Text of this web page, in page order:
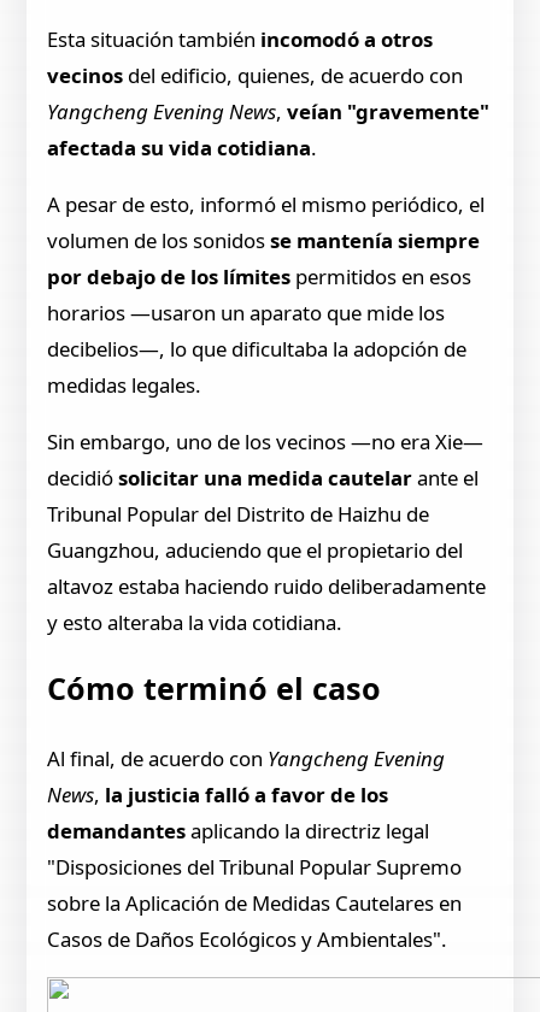
Esta situación también incomodó a otros
vecinos del edificio, quienes, de acuerdo con
Yangcheng Evening News,veían "gravemente"
afectada su vida cotidiana.
A pesar de esto, informó el mismo periódico, el
volumen de los sonidosse mantenía siempre
por debajo de los límites permitidos en esos
horarios —usaron un aparato que mide los
decibelios—, lo que dificultaba la adopción de
medidas legales.
Sin embargo, uno de los vecinos —no era Xie—
decidiósolicitar una medida cautelarante el
Tribunal Popular del Distrito de Haizhu de
Guangzhou, aduciendo que el propietario del
altavoz estaba haciendo ruido deliberadamente
y esto alteraba la vida cotidiana.
Cómo terminó el caso
Al final, de acuerdo con Yangcheng Evening
News, la justicia falló a favor de los
demandantesaplicando la directriz legal
"Disposiciones del Tribunal Popular Supremo
sobre la Aplicación de Medidas Cautelares en
Casos de Daños Ecológicos y Ambientales".